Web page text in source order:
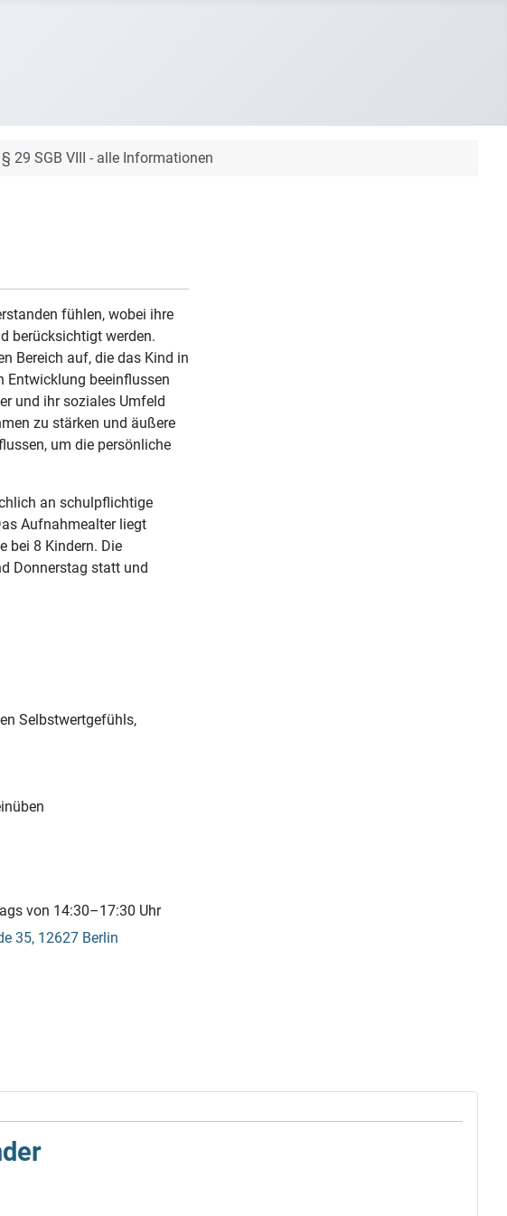
29 SGB VIII - alle Informationen
fühlen, wobei ihre
berücksichtigt werden.
Bereich auf, die das Kind in
Entwicklung beeinflussen
und ihr soziales Umfeld
zu stärken und äußere
um die persönliche
an schulpflichtige
Aufnahmealter liegt
bei 8 Kindern. Die
Donnerstag statt und
Selbstwertgefühls,
von 14:30–17:30 Uhr
35, 12627 Berlin